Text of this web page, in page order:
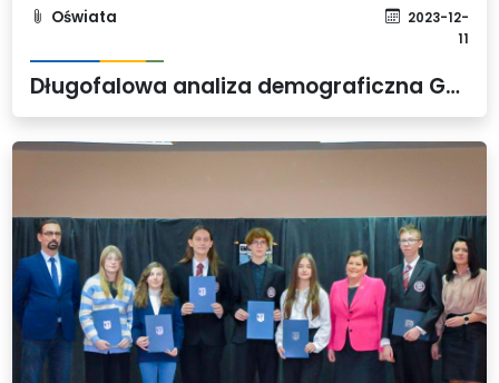
Oświata
2023-12-
11
Długofalowa analiza demograficzna Gminy Dobra